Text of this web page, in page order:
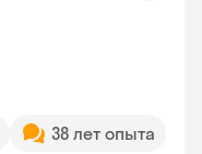
38 лет опыта